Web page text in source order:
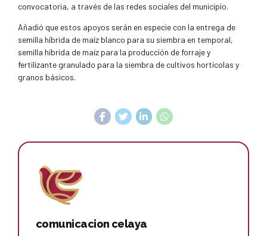
convocatoria, a través de las redes sociales del municipio.
Añadió que estos apoyos serán en especie con la entrega de
semilla híbrida de maíz blanco para su siembra en temporal,
semilla híbrida de maíz para la producción de forraje y
fertilizante granulado para la siembra de cultivos hortícolas y
granos básicos.
comunicacion celaya